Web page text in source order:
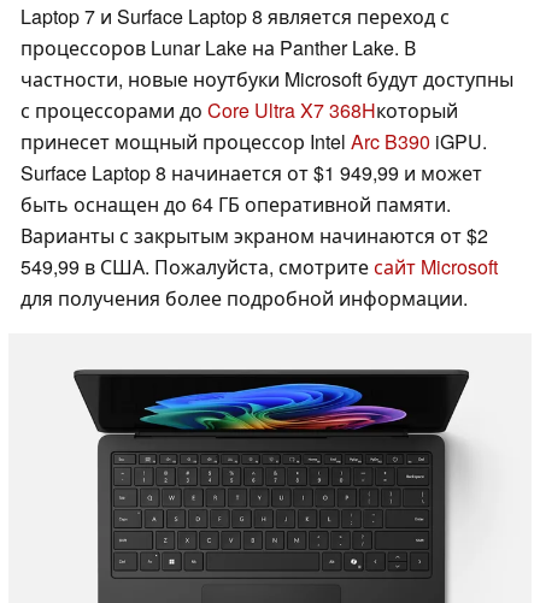
Laptop 7 и Surface Laptop 8 является переход с
процессоров Lunar Lake на Panther Lake. В
частности, новые ноутбуки Microsoft будут доступны
с процессорами до Core Ultra X7 368Hкоторый
принесет мощный процессор Intel Arc B390 iGPU.
Surface Laptop 8 начинается от $1 949,99 и может
быть оснащен до 64 ГБ оперативной памяти.
Варианты с закрытым экраном начинаются от $2
549,99 в США. Пожалуйста, смотритесайт Microsoft
для получения более подробной информации.